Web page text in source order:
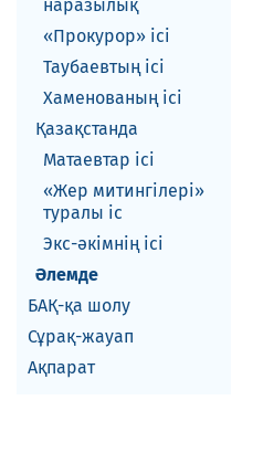
наразылық
«Прокурор» ісі
Таубаевтың ісі
Хаменованың ісі
Қазақстанда
Матаевтар ici
«Жер митингілері»
туралы іс
Экс-әкiмнiң iсi
Әлемде
БАҚ-қа шолу
Сұрақ-жауап
Ақпарат